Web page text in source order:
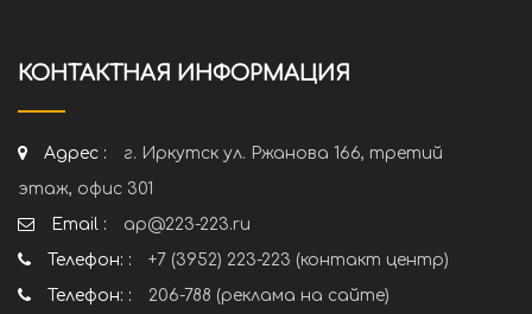
КОНТАКТНАЯ ИНФОРМАЦИЯ
Адрес :
г. Иркутск ул. Ржанова 166, третий
этаж, офис 301
Email :
ap@223-223.ru
Телефон: :
+7 (3952) 223-223 (контакт центр)
Телефон: :
206-788 (реклама на сайте)